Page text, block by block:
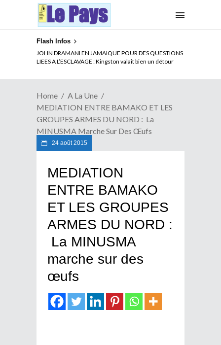
Flash Infos
ELECTION DE TALON A LA TETE DU SENAT BENINOIS :
Quand Patrice quitte le pouvoir sans partir !
Home
A La Une
MEDIATION ENTRE BAMAKO ET LES
GROUPES ARMES DU NORD : La
MINUSMA Marche Sur Des Œufs
24 août 2015
MEDIATION
ENTRE BAMAKO
ET LES GROUPES
ARMES DU NORD :
La MINUSMA
marche sur des
œufs